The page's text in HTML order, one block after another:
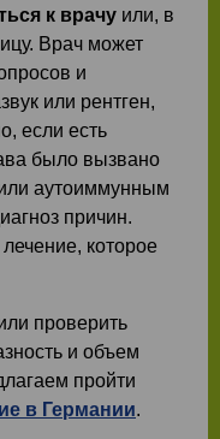
к врачу или, в
Врач может
и
или рентген,
если есть
было вызвано
аутоиммунным
причин.
которое
проверить
и объем
пройти
в Германии.